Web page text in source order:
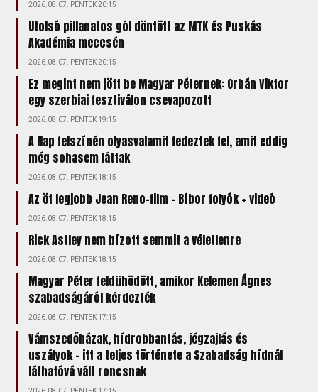
2026.08.07. PÉNTEK 20:15
Utolsó pillanatos gól döntött az MTK és Puskás
Akadémia meccsén
2026.08.07. PÉNTEK 20:15
Ez megint nem jött be Magyar Péternek: Orbán Viktor
egy szerbiai fesztiválon csevapozott
2026.08.07. PÉNTEK 19:15
A Nap felszínén olyasvalamit fedeztek fel, amit eddig
még sohasem láttak
2026.08.07. PÉNTEK 18:15
Az öt legjobb Jean Reno-film – Bíbor folyók + videó
2026.08.07. PÉNTEK 18:15
Rick Astley nem bízott semmit a véletlenre
2026.08.07. PÉNTEK 18:15
Magyar Péter feldühödött, amikor Kelemen Ágnes
szabadságáról kérdezték
2026.08.07. PÉNTEK 17:15
Vámszedőházak, hídrobbantás, jégzajlás és
uszályok – itt a teljes története a Szabadság hídnál
láthatóvá vált roncsnak